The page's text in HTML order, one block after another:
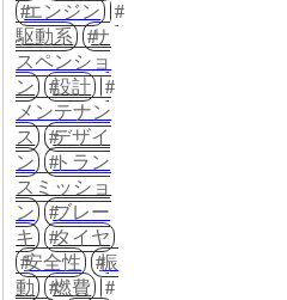
エンジン
駆動系
サ
スペンショ
ン
設計
メンテナン
ス
デザイ
ン
トラン
スミッショ
ン
ブレー
キ
タイヤ
安全性
振
動
燃費